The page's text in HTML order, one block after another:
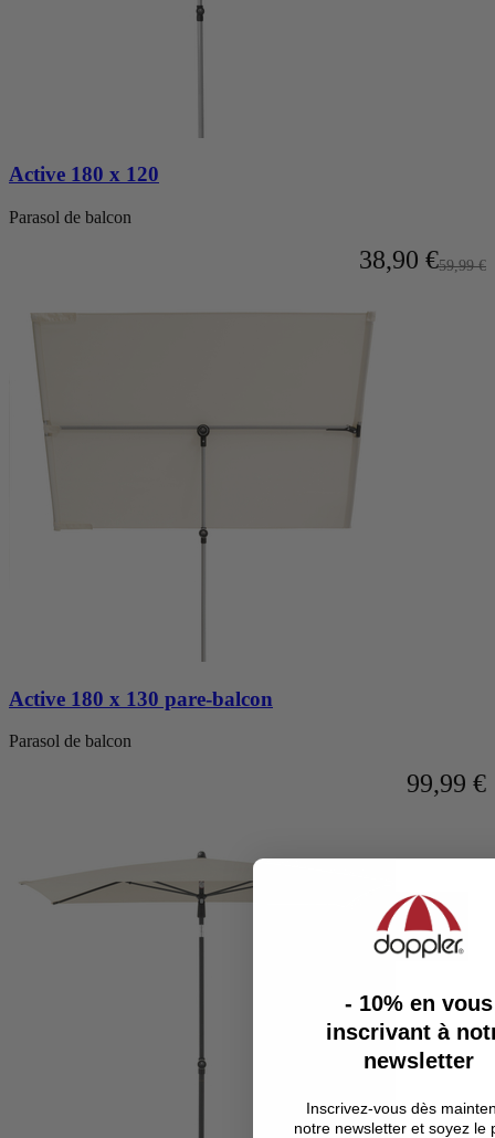
Active 180 x 120
Parasol de balcon
À partir de
38,90 €Prix
59,99 €
Active 180 x 130 pare-balcon
Parasol de balcon
99,99 €
- 10% en vous
inscrivant à
newsletter
Inscrivez-vous dès
notre newsletter et soyez le